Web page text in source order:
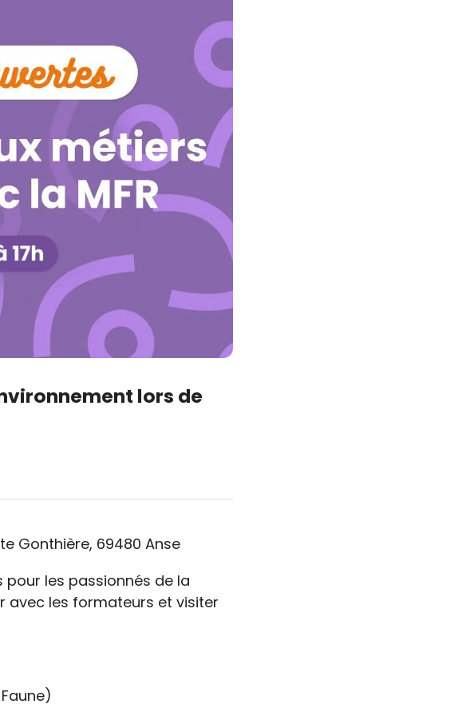
lors de
Gonthière, 69480 Anse
les passionnés de la
avec les formateurs et visiter